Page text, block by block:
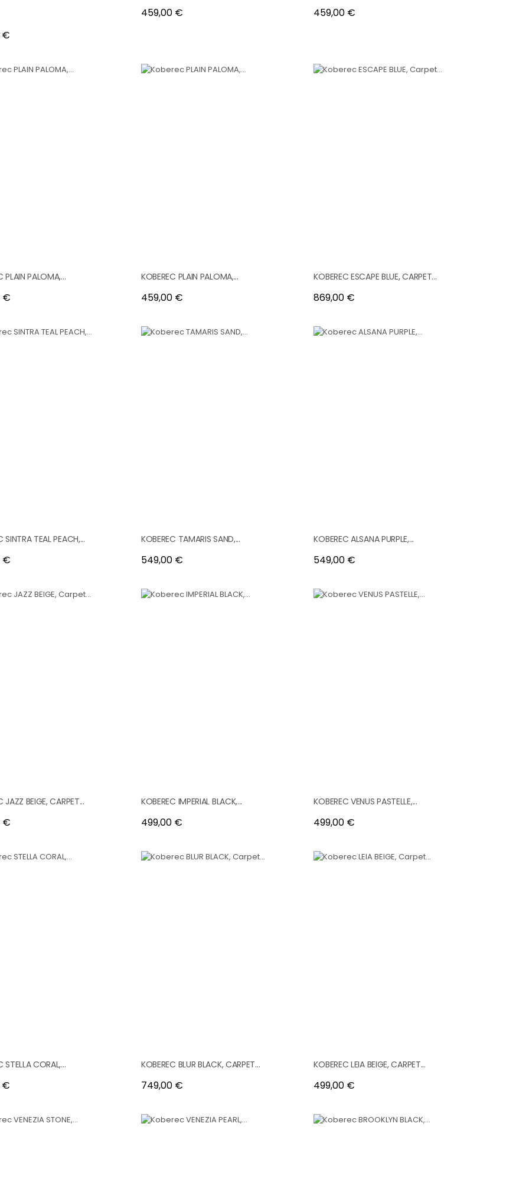
€
Cena
459,00 €
Cena
459,00 €
PLAIN PALOMA,...
€
KOBEREC PLAIN PALOMA,...
Cena
459,00 €
KOBEREC ESCAPE BLUE, CARPET...
Cena
869,00 €
SINTRA TEAL PEACH,...
€
KOBEREC TAMARIS SAND,...
Cena
549,00 €
KOBEREC ALSANA PURPLE,...
Cena
549,00 €
JAZZ BEIGE, CARPET...
€
KOBEREC IMPERIAL BLACK,...
Cena
499,00 €
KOBEREC VENUS PASTELLE,...
Cena
499,00 €
STELLA CORAL,...
€
KOBEREC BLUR BLACK, CARPET...
Cena
749,00 €
KOBEREC LEIA BEIGE, CARPET...
Cena
499,00 €